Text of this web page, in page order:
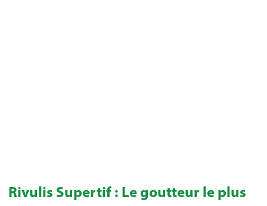
Rivulis Supertif : Le goutteur le plus